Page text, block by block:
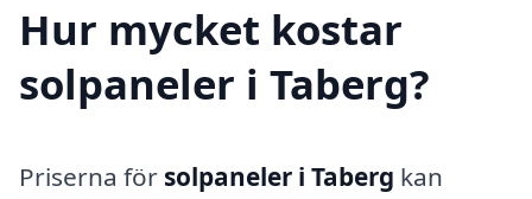
Hur mycket kostar
solpaneler i Taberg?
Priserna för solpaneler i Taberg kan